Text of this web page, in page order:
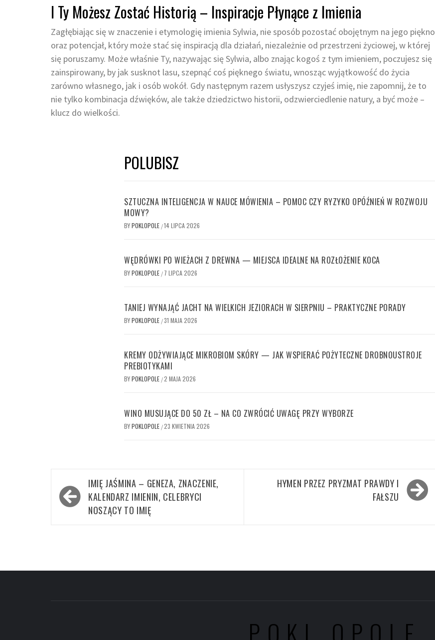
I Ty Możesz Zostać Historią – Inspiracje Płynące z Imienia
Zagłębiając się w znaczenie i etymologię imienia Sylwia, nie sposób pozostać obojętnym na jego piękno
oraz potencjał, który może stać się inspiracją dla działań, niezależnie od przestrzeni życiowej, w której
się poruszamy. Może właśnie Ty, nazywając się Sylwia, albo znając kogoś z tym imieniem, poczujesz się
zainspirowany, by jak susknot lasu, szepnąć coś pięknego światu, wnosząc wyjątkowość do życia
zarówno własnego, jak i osób wokół. Gdy następnym razem usłyszysz czyjeś imię, nie zapomnij, że to
nie tylko kombinacja dźwięków, ale także dziedzictwo historii, odzwierciedlenie natury, a być może –
klucz do wielkości.
POLUBISZ
SZTUCZNA INTELIGENCJA W NAUCE MÓWIENIA – POMOC CZY RYZYKO OPÓŹNIEŃ W ROZWOJU
MOWY?
BYPOKLOPOLE /14 LIPCA 2026
WĘDRÓWKI PO WIEŻACH Z DREWNA — MIEJSCA IDEALNE NA ROZŁOŻENIE KOCA
BYPOKLOPOLE / 7 LIPCA 2026
TANIEJ WYNAJĄĆ JACHT NA WIELKICH JEZIORACH W SIERPNIU – PRAKTYCZNE PORADY
BYPOKLOPOLE /31 MAJA 2026
KREMY ODŻYWIAJĄCE MIKROBIOM SKÓRY — JAK WSPIERAĆ POŻYTECZNE DROBNOUSTROJE
PREBIOTYKAMI
BYPOKLOPOLE /2 MAJA 2026
WINO MUSUJĄCE DO 50 ZŁ – NA CO ZWRÓCIĆ UWAGĘ PRZY WYBORZE
BYPOKLOPOLE /23 KWIETNIA 2026
Nawigacja
wpisu
IMIĘ JAŚMINA – GENEZA, ZNACZENIE,
KALENDARZ IMIENIN, CELEBRYCI
NOSZĄCY TO IMIĘ
HYMEN PRZEZ PRYZMAT PRAWDY I
FAŁSZU
POKL OPOLE